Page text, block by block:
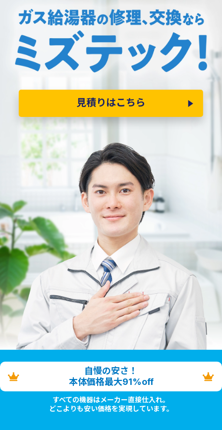
見積りはこちら
自慢の安さ！
本体価格最大91%off
すべての機器はメーカー直接仕入れ。
どこよりも安い価格を実現しています。